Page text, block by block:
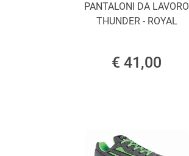
PANTALONI DA LAVORO
THUNDER - ROYAL
€ 41,00